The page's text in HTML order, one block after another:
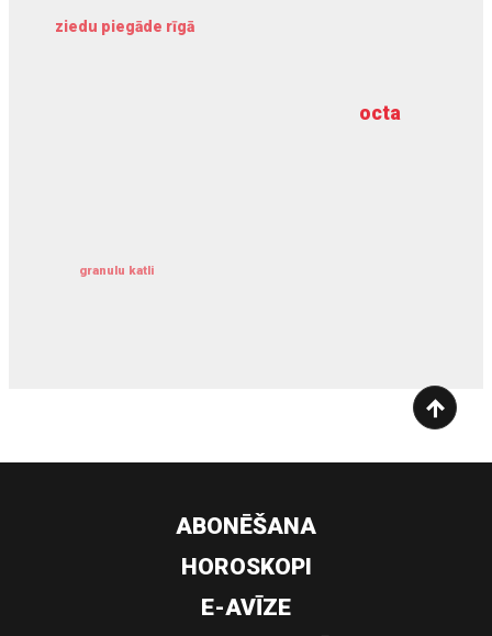
octa
ziedu piegāde rīgā
granulu katli
dziļurbums
ABONĒŠANA
HOROSKOPI
E-AVĪZE